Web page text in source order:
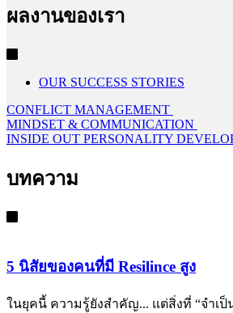
ผลงานของเรา
OUR SUCCESS STORIES
CONFLICT MANAGEMENT
MINDSET & COMMUNICATION
INSIDE OUT PERSONALITY
บทความ
5 นิสัยของคนที่มี Resilince สูง
ในยุคนี้ ความรู้ยังสำคัญ... แต่สิ่งที่ “จำเ